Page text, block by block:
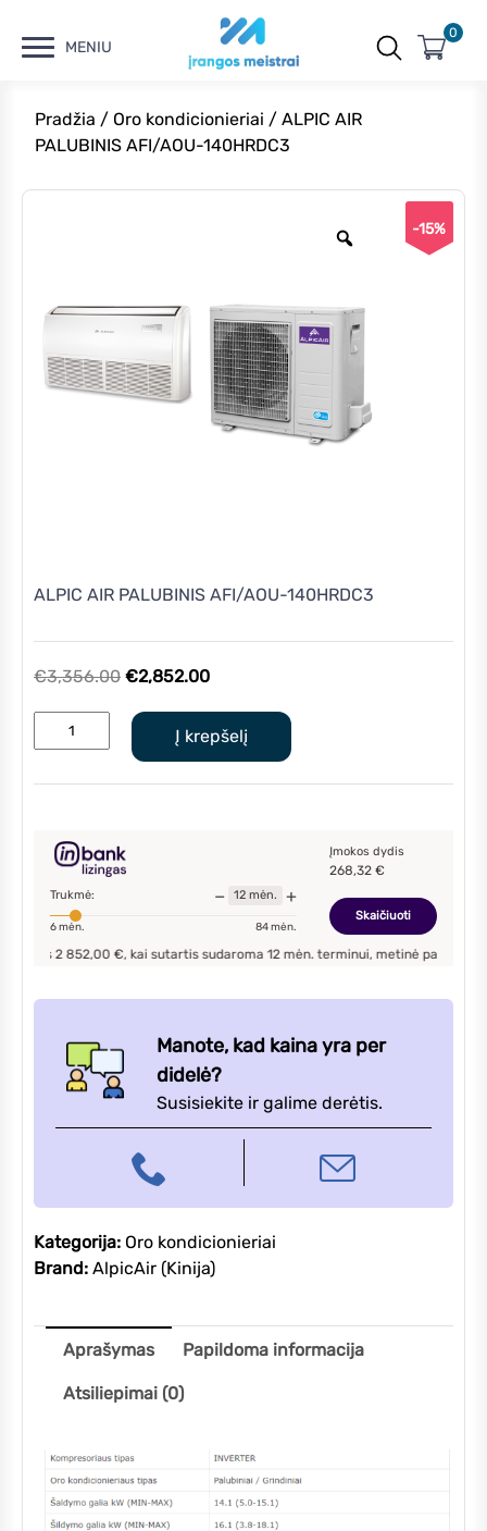
MENIU
0
Pradžia / Oro kondicionieriai / ALPIC AIR
PALUBINIS AFI/AOU-140HRDC3
-15%
ALPIC AIR PALUBINIS AFI/AOU-140HRDC3
€3,356.00 Original
was:
€3,356.00.
€2,852.00Current
is:
€2,852.00.
produkto
kiekis:
AFI/AOU-
140HRDC3
Į krepšelį
Trukmė: − 12 mėn. +
6mėn. 84mėn.
Įmokos dydis
268,32 €
Skaičiuoti
2 852,00€, kai sutartis sudaroma12mėn. terminui, metinė palūkanų norma –
Manote, kad kaina yra per
didelė?
Susisiekite ir galime derėtis.
Kategorija: Oro kondicionieriai
Brand: AlpicAir (Kinija)
Aprašymas Papildoma informacija
Atsiliepimai (0)